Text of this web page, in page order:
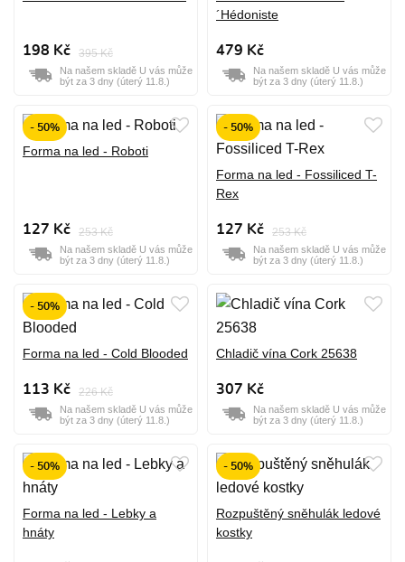
198 Kč 395 Kč
Na našem skladě U vás může
být za 3 dny (úterý 11.8.)
´Hédoniste
479 Kč
Na našem skladě U vás může
být za 3 dny (úterý 11.8.)
- 50%
Forma na led - Roboti
127 Kč 253 Kč
Na našem skladě U vás může
být za 3 dny (úterý 11.8.)
- 50%
Forma na led - Fossiliced T-
Rex
127 Kč 253 Kč
Na našem skladě U vás může
být za 3 dny (úterý 11.8.)
- 50%
Forma na led - Cold Blooded
113 Kč 226 Kč
Na našem skladě U vás může
být za 3 dny (úterý 11.8.)
Chladič vína Cork 25638
307 Kč
Na našem skladě U vás může
být za 3 dny (úterý 11.8.)
- 50%
Forma na led - Lebky a
hnáty
- 50%
Rozpuštěný sněhulák ledové
kostky